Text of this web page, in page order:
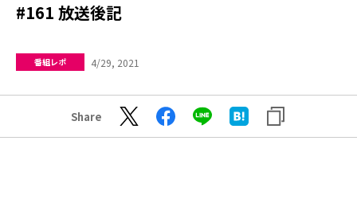
#161 放送後記
番組レポ 4/29, 2021
Share